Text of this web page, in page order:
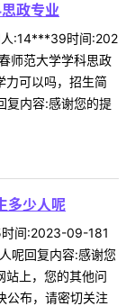
政专业
人:14***39时间:202
师范大学学科思政
力可以吗，招生简
复内容:感谢您的提
多少人呢
间:2023-09-181
呢回复内容:感谢您
站上，您的其他问
公布，请密切关注